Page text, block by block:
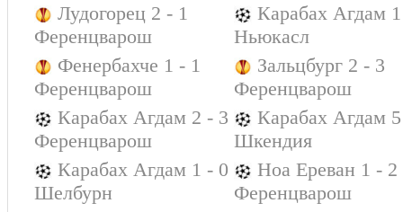
Лудогорец 2 - 1
Ференцварош
Карабах Агдам
Ньюкасл
Фенербахче 1 - 1
Ференцварош
Зальцбург 2 - 3
Ференцварош
Карабах Агдам 2 - 3
Ференцварош
Карабах Агдам
Шкендия
Карабах Агдам 1 - 0
Шелбурн
Ноа Ереван 1 - 2
Ференцварош